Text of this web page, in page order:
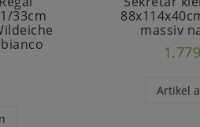
33cm
massiv
Artikel